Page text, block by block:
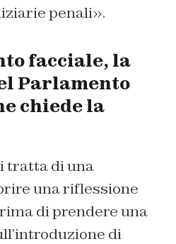
penali».
facciale, la
Parlamento
chiede la
tratta di una
una riflessione
di prendere una
di